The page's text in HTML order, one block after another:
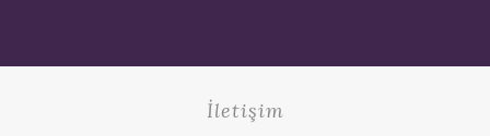
İletişim